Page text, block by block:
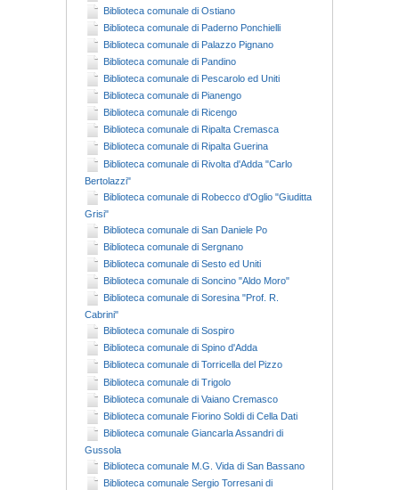
Biblioteca comunale di Ostiano
Biblioteca comunale di Paderno Ponchielli
Biblioteca comunale di Palazzo Pignano
Biblioteca comunale di Pandino
Biblioteca comunale di Pescarolo ed Uniti
Biblioteca comunale di Pianengo
Biblioteca comunale di Ricengo
Biblioteca comunale di Ripalta Cremasca
Biblioteca comunale di Ripalta Guerina
Biblioteca comunale di Rivolta d'Adda "Carlo
Bertolazzi"
Biblioteca comunale di Robecco d'Oglio "Giuditta
Grisi"
Biblioteca comunale di San Daniele Po
Biblioteca comunale di Sergnano
Biblioteca comunale di Sesto ed Uniti
Biblioteca comunale di Soncino "Aldo Moro"
Biblioteca comunale di Soresina "Prof. R.
Cabrini"
Biblioteca comunale di Sospiro
Biblioteca comunale di Spino d'Adda
Biblioteca comunale di Torricella del Pizzo
Biblioteca comunale di Trigolo
Biblioteca comunale di Vaiano Cremasco
Biblioteca comunale Fiorino Soldi di Cella Dati
Biblioteca comunale Giancarla Assandri di
Gussola
Biblioteca comunale M.G. Vida di San Bassano
Biblioteca comunale Sergio Torresani di